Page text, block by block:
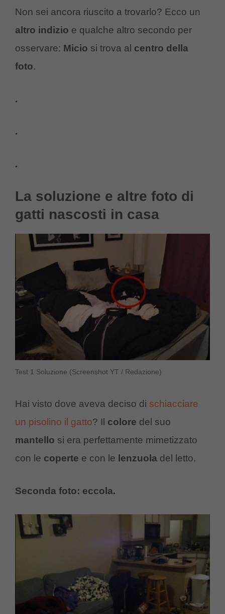
Non sei ancora riuscito a trovarlo? Ecco un
altro indizio e qualche altro secondo per
osservare: Micio si trova al centro della
foto.
.
.
.
La soluzione e altre foto di
gatti nascosti in casa
Test 1 Soluzione (Screenshot YT / Redazione)
Hai visto dove aveva deciso di schiacciare
un pisolino il gatto? Il colore del suo
mantello si era perfettamente mimetizzato
con le coperte e con le lenzuola del letto.
Seconda foto: eccola.